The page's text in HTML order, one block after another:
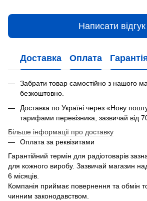
Написати відгук
Доставка Оплата
Забрати товар самостійно з нашого
безкоштовно.
Доставка по Україні через «Нову
тарифами перевізника, зазвичай від
Більше інформації про доставку
Оплата за реквізитами
Гарантійний термін для радіотоварів
для кожного виробу. Зазвичай магазин
6 місяців.
Компанія приймає повернення та обмін
чинним законодавством.